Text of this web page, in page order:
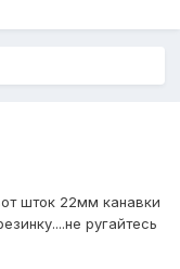
шток 22мм канавки
ругайтесь